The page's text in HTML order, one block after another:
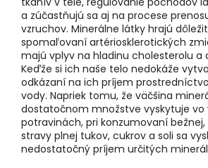
a zúčastňujú sa aj na procese
vzruchov. Minerálne látky hrajú
spomaľovaní artériosklerotických
majú vplyv na hladinu cholesterolu a
Keďže si ich naše telo nedokáže
odkázaní na ich príjem
vody. Napriek tomu, že väčšina
dostatočnom množstve vyskytuje vo
potravinách, pri konzumovaní bežnej,
stravy plnej tukov, cukrov a soli sa
nedostatočný príjem určitých